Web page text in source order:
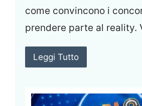
come convincono i
prendere parte al reality.
Leggi Tutto